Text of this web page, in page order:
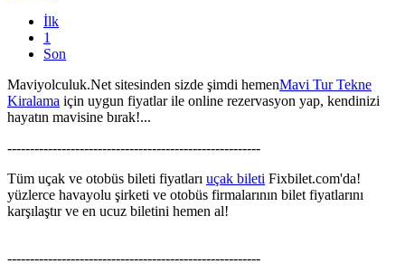
İlk
1
Son
Maviyolculuk.Net sitesinden sizde şimdi hemenMavi Tur Tekne
Kiralama için uygun fiyatlar ile online rezervasyon yap, kendinizi
hayatın mavisine bırak!...
--------------------------------------------------------
Tüm uçak ve otobüs bileti fiyatları uçak bileti Fixbilet.com'da!
yüzlerce havayolu şirketi ve otobüs firmalarının bilet fiyatlarını
karşılaştır ve en ucuz biletini hemen al!
--------------------------------------------------------